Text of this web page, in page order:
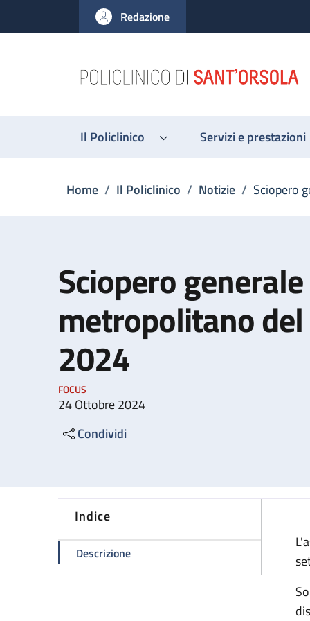
al contenuto principale
to footer content
Redazione
Il Policlinico Servizi e prestazioni
Briciole di pane
Home / Il Policlinico / Notizie / Sciopero
Sciopero generale
metropolitano
2024
FOCUS
24 Ottobre 2024
Condividi
Indice
Descrizionedella pagina Sciopero generale